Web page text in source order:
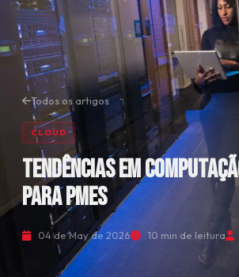
Todos os artigos
CLOUD
Tendências em
para PMEs
04 de May de 2026 10 min de leitura